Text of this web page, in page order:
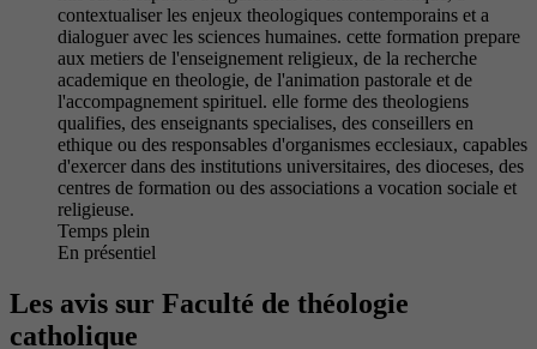
contextualiser les enjeux theologiques contemporains et a
dialoguer avec les sciences humaines. cette formation prepare
aux metiers de l'enseignement religieux, de la recherche
academique en theologie, de l'animation pastorale et de
l'accompagnement spirituel. elle forme des theologiens
qualifies, des enseignants specialises, des conseillers en
ethique ou des responsables d'organismes ecclesiaux, capables
d'exercer dans des institutions universitaires, des dioceses, des
centres de formation ou des associations a vocation sociale et
religieuse.
Temps plein
En présentiel
Les avis sur Faculté de théologie
catholique